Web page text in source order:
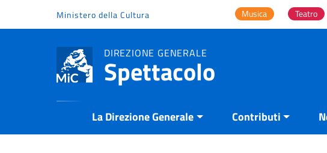
Vai al menu di navigazione
Ministero della Cultura Musica Teatro
DIREZIONE GENERALE
Spettacolo
La Direzione Generale Contributi